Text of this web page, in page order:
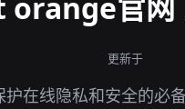
更新于
在线隐私和安全的必